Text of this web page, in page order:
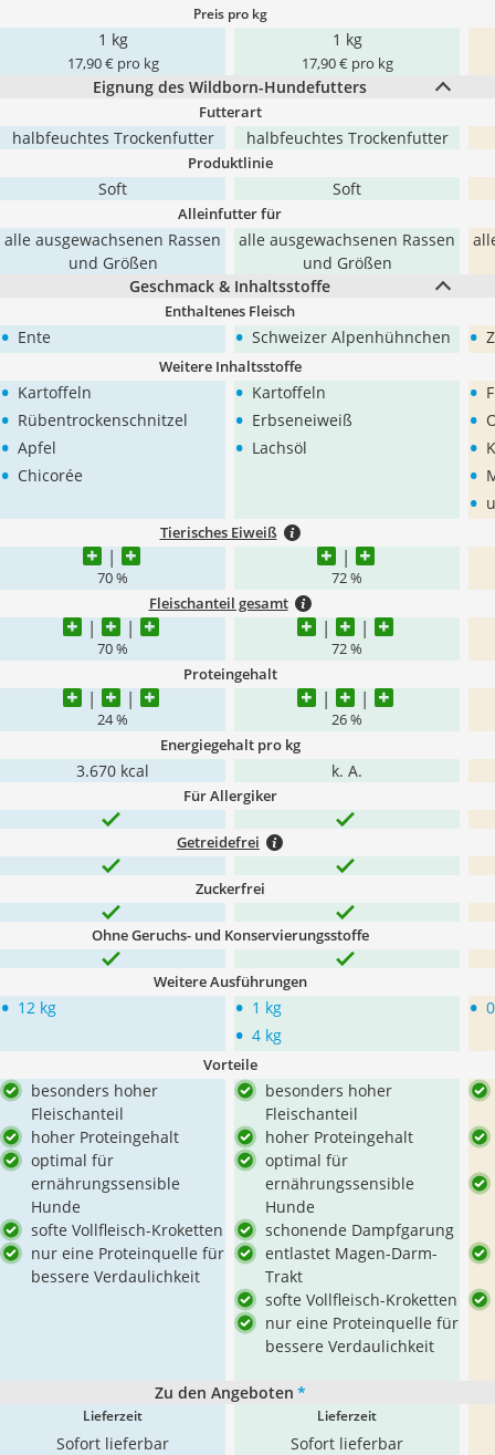
Preis pro kg
1 kg
17,90 € pro kg
1 kg
17,90 € pro kg
Eignung des Wildborn-Hundefutters
Futterart
halbfeuchtes Trockenfutter halbfeuchtes Trockenfutter
Produktlinie
Soft Soft
Alleinfutter für
alle ausgewachsenen Rassen
und Größen
alle ausgewachsenen Rassen
und Größen
Geschmack & Inhaltsstoffe
Enthaltenes Fleisch
• Ente • Schweizer Alpenhühnchen •
Weitere Inhaltsstoffe
• Kartoffeln
• Rübentrockenschnitzel
• Apfel
• Chicorée
• Kartoffeln
• Erbseneiweiß
• Lachsöl
•
•
•
•
•
Tierisches Eiweiß
70 % 72 %
Fleischanteil gesamt
70 % 72 %
Proteingehalt
24 % 26 %
Energiegehalt pro kg
3.670 kcal k. A.
Für Allergiker
Getreidefrei
Zuckerfrei
Ohne Geruchs- und Konservierungsstoffe
Weitere Ausführungen
• 12 kg • 1 kg
• 4 kg
•
Vorteile
besonders hoher
Fleischanteil
hoher Proteingehalt
optimal für
ernährungssensible
Hunde
softe Vollfleisch-Kroketten
nur eine Proteinquelle für
bessere Verdaulichkeit
besonders hoher
Fleischanteil
hoher Proteingehalt
optimal für
ernährungssensible
Hunde
schonende Dampfgarung
entlastet Magen-Darm-
Trakt
softe Vollfleisch-Kroketten
nur eine Proteinquelle für
bessere Verdaulichkeit
Zu den Angeboten *
Lieferzeit
Sofort lieferbar
Lieferzeit
Sofort lieferbar